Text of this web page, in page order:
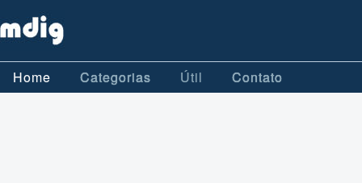
Home Categorias Útil Contato